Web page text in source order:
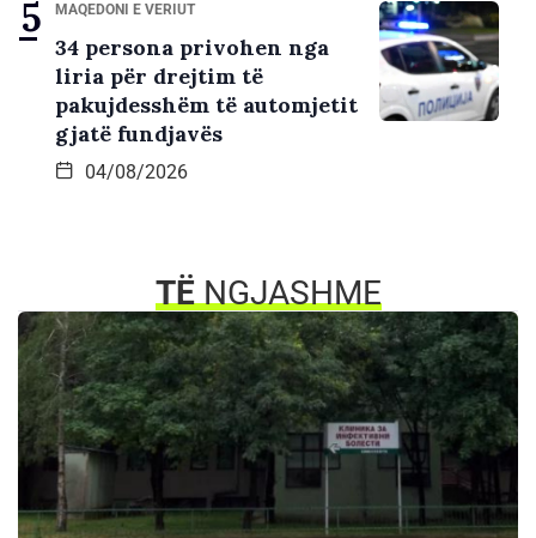
MAQEDONI E VERIUT
34 persona privohen nga
liria për drejtim të
pakujdesshëm të automjetit
gjatë fundjavës
04/08/2026
TËNGJASHME